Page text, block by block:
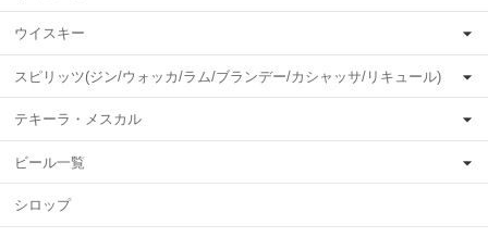
ウイスキー
スピリッツ(ジン/ウォッカ/ラム/ブランデー/カシャッサ/リキュール)
テキーラ・メスカル
ビール一覧
シロップ